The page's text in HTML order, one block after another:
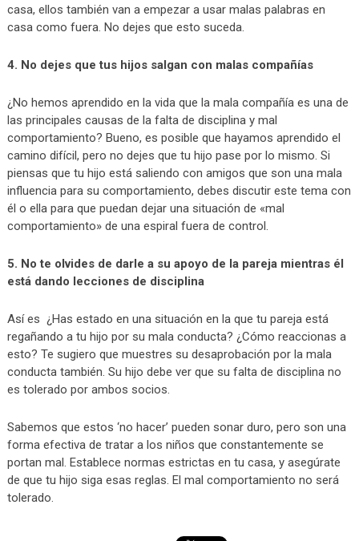
casa, ellos también van a empezar a usar malas palabras en
casa como fuera. No dejes que esto suceda.
4. No dejes que tus hijos salgan con malas compañías
¿No hemos aprendido en la vida que la mala compañía es una de
las principales causas de la falta de disciplina y mal
comportamiento? Bueno, es posible que hayamos aprendido el
camino difícil, pero no dejes que tu hijo pase por lo mismo. Si
piensas que tu hijo está saliendo con amigos que son una mala
influencia para su comportamiento, debes discutir este tema con
él o ella para que puedan dejar una situación de «mal
comportamiento» de una espiral fuera de control.
5. No te olvides de darle a su apoyo de la pareja mientras él
está dando lecciones de disciplina
Así es ¿Has estado en una situación en la que tu pareja está
regañando a tu hijo por su mala conducta? ¿Cómo reaccionas a
esto? Te sugiero que muestres su desaprobación por la mala
conducta también. Su hijo debe ver que su falta de disciplina no
es tolerado por ambos socios.
Sabemos que estos ‘no hacer’ pueden sonar duro, pero son una
forma efectiva de tratar a los niños que constantemente se
portan mal. Establece normas estrictas en tu casa, y asegúrate
de que tu hijo siga esas reglas. El mal comportamiento no será
tolerado.